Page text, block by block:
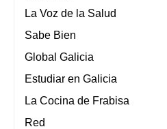
La Voz de la Salud
Sabe Bien
Global Galicia
Estudiar en Galicia
La Cocina de Frabisa
Red